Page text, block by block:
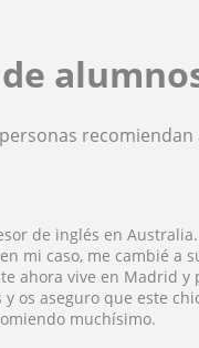
recomiendan
de inglés en
mi caso, me cambié a
ahora vive en Madrid y
os aseguro que este
muchísimo.